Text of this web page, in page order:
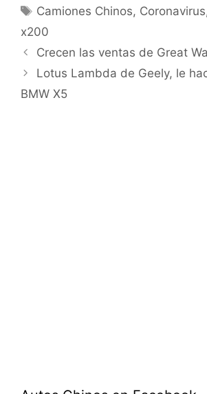
Camiones Chinos, Coronavirus
x200
Crecen las ventas de Great
Lotus Lambda de Geely, le
BMW X5